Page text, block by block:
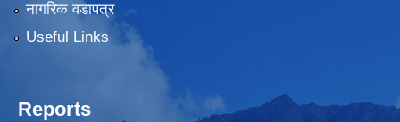
नागरिक वडापत्र
Useful Links
Reports